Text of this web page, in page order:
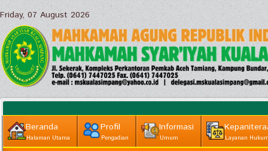
Friday, 07 August 2026
Beranda
Halaman Utama
Profil
Pengadian
Informasi
Umum Layanan